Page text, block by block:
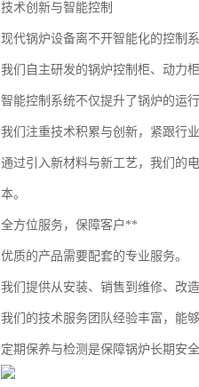
技术创新与智能控制
现代锅炉设备离不开智能化的控制系
我们自主研发的锅炉控制柜、动力
智能控制系统不仅提升了锅炉的运
我们注重技术积累与创新，紧跟行
通过引入新材料与新工艺，我们的
本。
全方位服务，保障客户**
优质的产品需要配套的专业服务。
我们提供从安装、销售到维修、改
我们的技术服务团队经验丰富，能
定期保养与检测是保障锅炉长期安全